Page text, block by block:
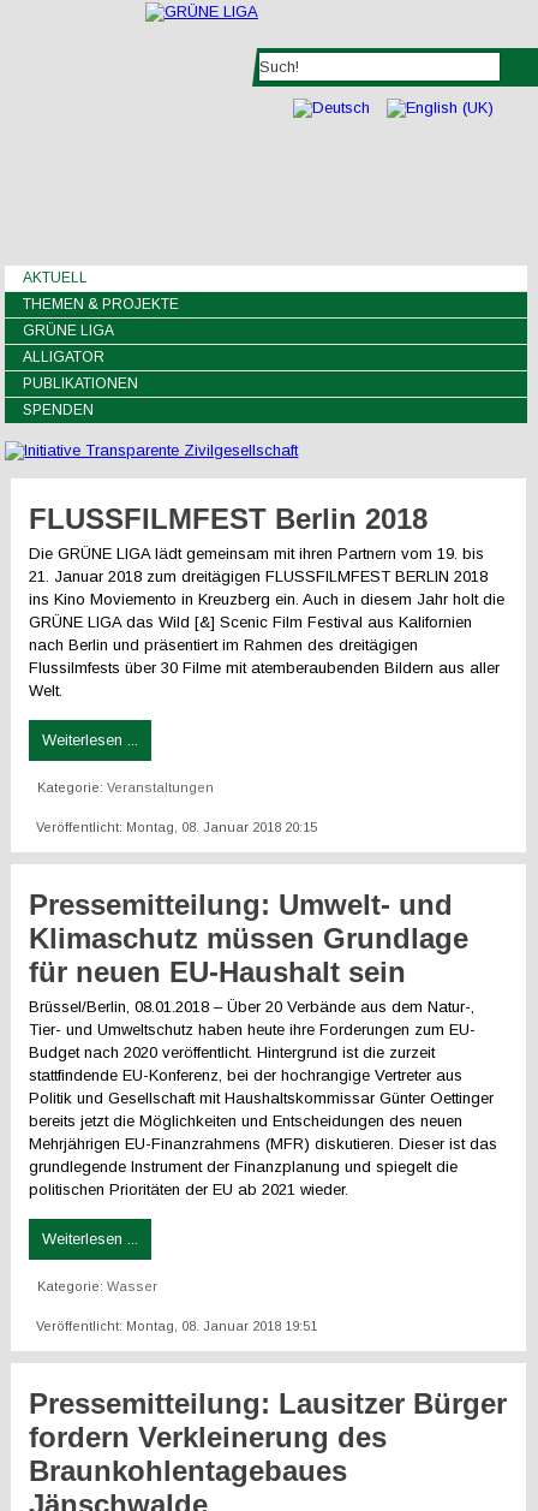
AKTUELL
THEMEN & PROJEKTE
GRÜNE LIGA
ALLIGATOR
PUBLIKATIONEN
SPENDEN
FLUSSFILMFEST Berlin 2018
Die GRÜNE LIGA lädt gemeinsam mit ihren Partnern vom 19. bis
21. Januar 2018 zum dreitägigen FLUSSFILMFEST BERLIN 2018
ins Kino Moviemento in Kreuzberg ein. Auch in diesem Jahr holt die
GRÜNE LIGA das Wild [&] Scenic Film Festival aus Kalifornien
nach Berlin und präsentiert im Rahmen des dreitägigen
Flussilmfests über 30 Filme mit atemberaubenden Bildern aus aller
Welt.
Weiterlesen ...
Kategorie:Veranstaltungen
Veröffentlicht: Montag, 08. Januar 2018 20:15
Pressemitteilung: Umwelt- und
Klimaschutz müssen Grundlage
für neuen EU-Haushalt sein
Brüssel/Berlin, 08.01.2018 – Über 20 Verbände aus dem Natur-,
Tier- und Umweltschutz haben heute ihre Forderungen zum EU-
Budget nach 2020 veröffentlicht. Hintergrund ist die zurzeit
stattfindende EU-Konferenz, bei der hochrangige Vertreter aus
Politik und Gesellschaft mit Haushaltskommissar Günter Oettinger
bereits jetzt die Möglichkeiten und Entscheidungen des neuen
Mehrjährigen EU-Finanzrahmens (MFR) diskutieren. Dieser ist das
grundlegende Instrument der Finanzplanung und spiegelt die
politischen Prioritäten der EU ab 2021 wieder.
Weiterlesen ...
Kategorie:Wasser
Veröffentlicht: Montag, 08. Januar 2018 19:51
Pressemitteilung: Lausitzer Bürger
fordern Verkleinerung des
Braunkohlentagebaues
Jänschwalde